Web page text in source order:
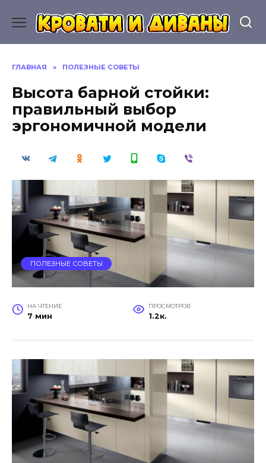
содержанию
ГЛАВНАЯ » ПОЛЕЗНЫЕ СОВЕТЫ
Высота барной стойки:
правильный выбор
эргономичной модели
ПОЛЕЗНЫЕ СОВЕТЫ
НА ЧТЕНИЕ
7 мин
ПРОСМОТРОВ
1.2к.